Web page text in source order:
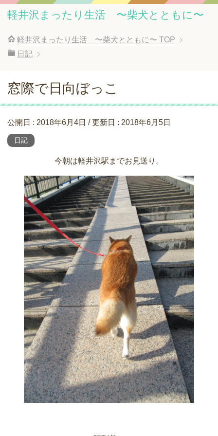
軽井沢まったり生活 〜柴犬とともに〜
軽井沢まったり生活 〜柴犬とともに〜 TOP
日記
窓際で日向ぼっこ
公開日 : 2018年6月4日 / 更新日 : 2018年6月5日
日記
今朝は軽井沢駅までお見送り。